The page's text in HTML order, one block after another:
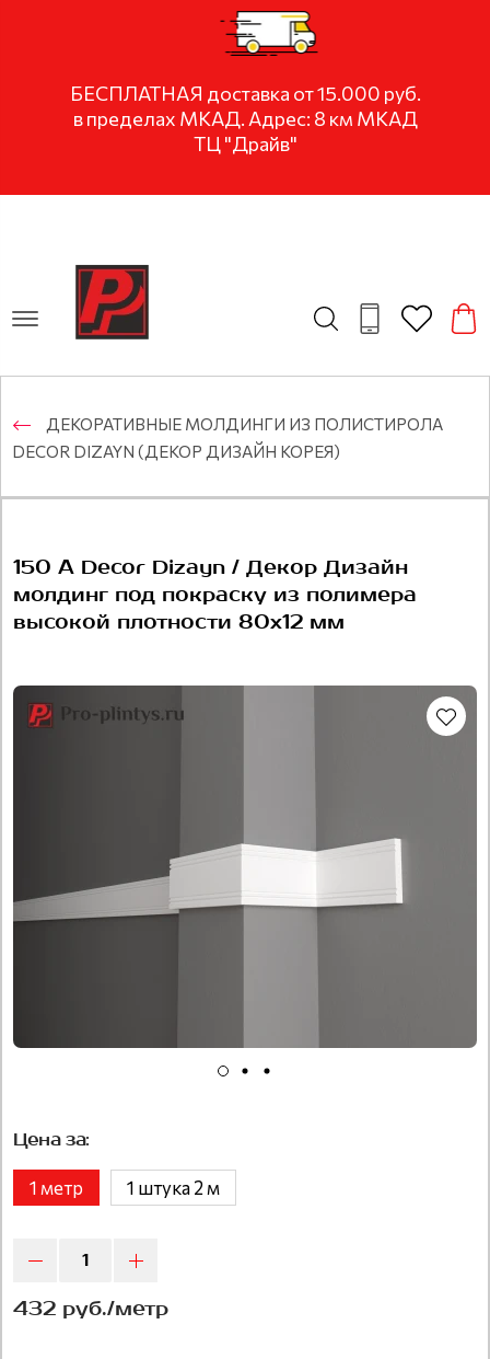
БЕСПЛАТНАЯ доставка от 15.000 руб.
в пределах МКАД. Адрес: 8 км МКАД
ТЦ "Драйв"
ДЕКОРАТИВНЫЕ МОЛДИНГИ ИЗ ПОЛИСТИРОЛА
DECOR DIZAYN (ДЕКОР ДИЗАЙН КОРЕЯ)
150 A Decor Dizayn / Декор Дизайн
молдинг под покраску из полимера
высокой плотности 80x12 мм
Цена за:
1 метр 1 штука 2 м
432 руб./метр